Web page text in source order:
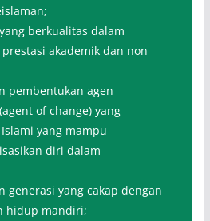
berkualitas dalam
akademik dan non
pembentukan agen
of change) yang
yang mampu
diri dalam
generasi yang cakap dengan
hidup mandiri;